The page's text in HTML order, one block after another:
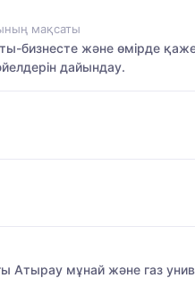
мақсаты
бизнесте және өмірде
дайындау.
Атырау мұнай және газ